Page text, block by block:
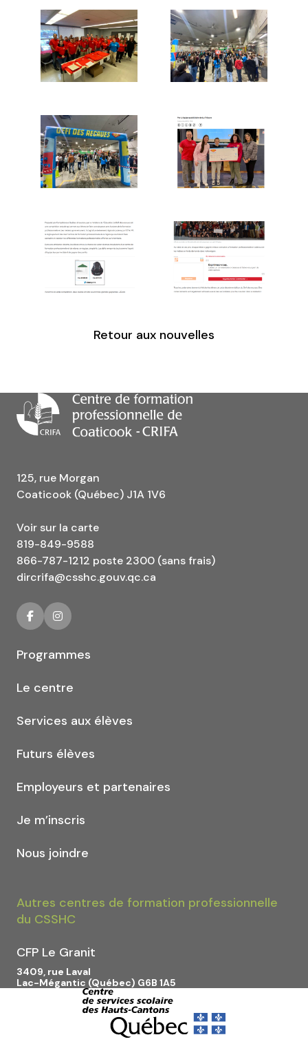
Retour aux nouvelles
125, rue Morgan
Coaticook (Québec) J1A 1V6
Voir sur la carte
819-849-9588
866-787-1212 poste 2300 (sans frais)
dircrifa@csshc.gouv.qc.ca
Programmes
Le centre
Services aux élèves
Futurs élèves
Employeurs et partenaires
Je m’inscris
Nous joindre
Autres centres de formation professionnelle
du CSSHC
CFP Le Granit
3409, rue Laval
Lac-Mégantic (Québec) G6B 1A5